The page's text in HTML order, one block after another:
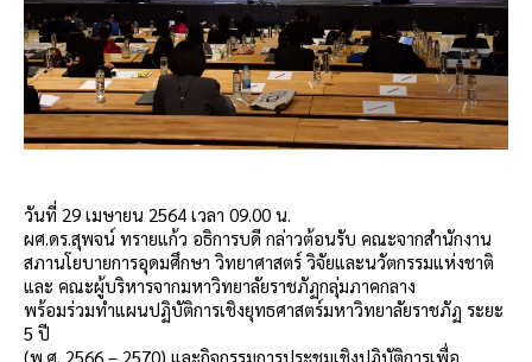
วันที่ 29 เมษายน 2564 เวลา 09.00 น.
ผศ.ดร.สุพจน์ ทรายแก้ว อธิการบดี กล่าวต้อนรับ คณะจากสำนักงาน
สภานโยบายการอุดมศึกษา วิทยาศาสตร์ วิจัยและนวัตกรรมแห่งชาติ
และ คณะผู้บริหารจากมหาวิทยาลัยราชภัฏกลุ่มภาคกลาง
พร้อมร่วมทำแผนปฏิบัติการเชิงยุทธศาสตร์มหาวิทยาลัยราชภัฏ ระยะ
5 ปี
(พ.ศ. 2566 – 2570) และกิจกรรมการประชุมเชิงปฏิบัติการเพื่อ